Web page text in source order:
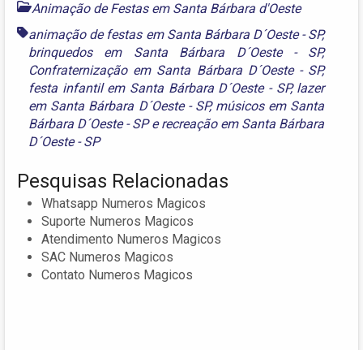
Animação de Festas em Santa Bárbara d'Oeste
animação de festas em Santa Bárbara D´Oeste - SP,
brinquedos em Santa Bárbara D´Oeste - SP,
Confraternização em Santa Bárbara D´Oeste - SP,
festa infantil em Santa Bárbara D´Oeste - SP, lazer
em Santa Bárbara D´Oeste - SP, músicos em Santa
Bárbara D´Oeste - SPerecreação em Santa Bárbara
D´Oeste - SP
Pesquisas Relacionadas
Whatsapp Numeros Magicos
Suporte Numeros Magicos
Atendimento Numeros Magicos
SAC Numeros Magicos
Contato Numeros Magicos